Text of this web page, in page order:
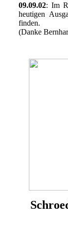
09.09.02: Im
heutigen
finden.
(Danke